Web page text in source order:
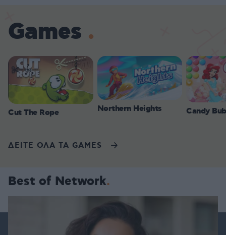
Games
Cut The Rope Northern Heights Candy
ΔΕΙΤΕ ΟΛΑ ΤΑ GAMES
Best of Network